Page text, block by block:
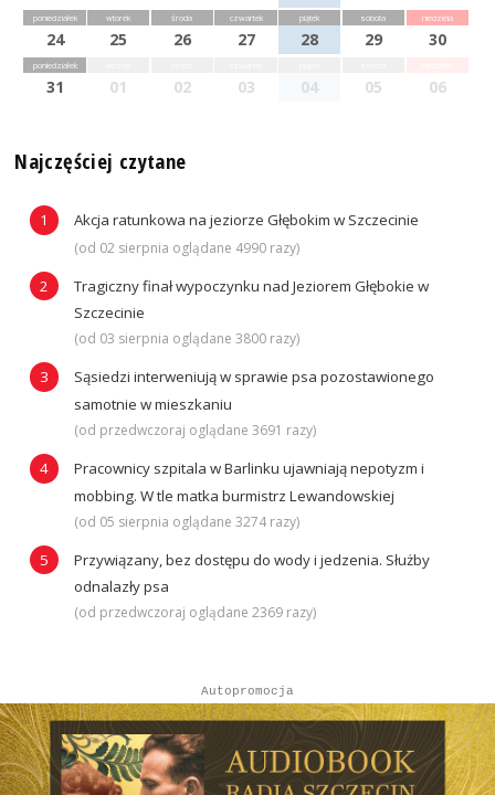
poniedziałek
24
wtorek
25
środa
26
czwartek
27
piątek
28
sobota
29
niedziela
30
poniedziałek
31 01 02 03 04 05 06
Najczęściej czytane
Akcja ratunkowa na jeziorze Głębokim w Szczecinie
(od 02 sierpnia oglądane 4990 razy)
Tragiczny finał wypoczynku nad Jeziorem Głębokie w
Szczecinie
(od 03 sierpnia oglądane 3800 razy)
Sąsiedzi interweniują w sprawie psa pozostawionego
samotnie w mieszkaniu
(od przedwczoraj oglądane 3691 razy)
Pracownicy szpitala w Barlinku ujawniają nepotyzm i
mobbing. W tle matka burmistrz Lewandowskiej
(od 05 sierpnia oglądane 3274 razy)
Przywiązany, bez dostępu do wody i jedzenia. Służby
odnalazły psa
(od przedwczoraj oglądane 2369 razy)
Autopromocja